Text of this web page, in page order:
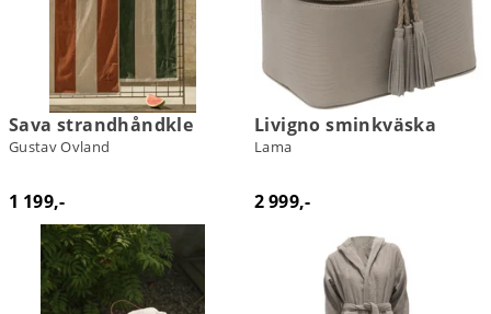
Sava strandhåndkle
Gustav Ovland
1 199,-
Livigno sminkväska
Lama
2 999,-